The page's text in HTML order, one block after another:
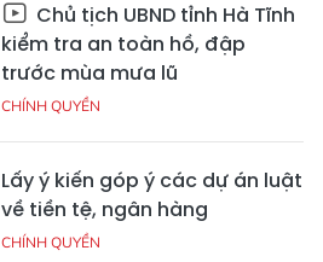
Chủ tịch UBND tỉnh Hà Tĩnh
kiểm tra an toàn hồ, đập
trước mùa mưa lũ
CHÍNH QUYỀN
Lấy ý kiến góp ý các dự án luật
về tiền tệ, ngân hàng
CHÍNH QUYỀN